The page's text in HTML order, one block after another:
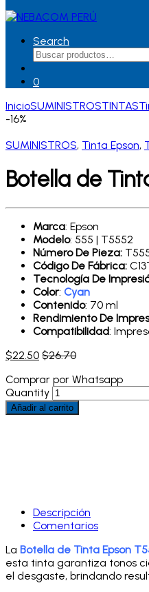
Search
Buscar
por:
0
InicioSUMINISTROSTINTAS
-16%
SUMINISTROS, Tinta Epson,
Botella de
Marca: Epson
Modelo: 555 | T5552
Número De Pieza:
Código De Fábrica:
Tecnología De
Color: Cyan
Contenido: 70 ml
Rendimiento De
Compatibilidad:
$22.50 $26.70
Comprar por Whatsapp
Quantity
Añadir al carrito
Descripción
Comentarios
La Botella de Tinta Epson
esta tinta garantiza tonos
el desgaste, brindando